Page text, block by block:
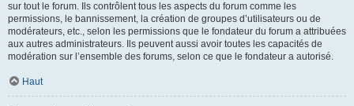
sur tout le forum. Ils contrôlent tous les aspects du forum comme les
permissions, le bannissement, la création de groupes d’utilisateurs ou de
modérateurs, etc., selon les permissions que le fondateur du forum a attribuées
aux autres administrateurs. Ils peuvent aussi avoir toutes les capacités de
modération sur l’ensemble des forums, selon ce que le fondateur a autorisé.
Haut